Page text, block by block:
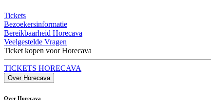
Tickets
Bezoekersinformatie
Bereikbaarheid Horecava
Veelgestelde Vragen
Ticket kopen voor Horecava
TICKETS HORECAVA
Over Horecava
Over Horecava